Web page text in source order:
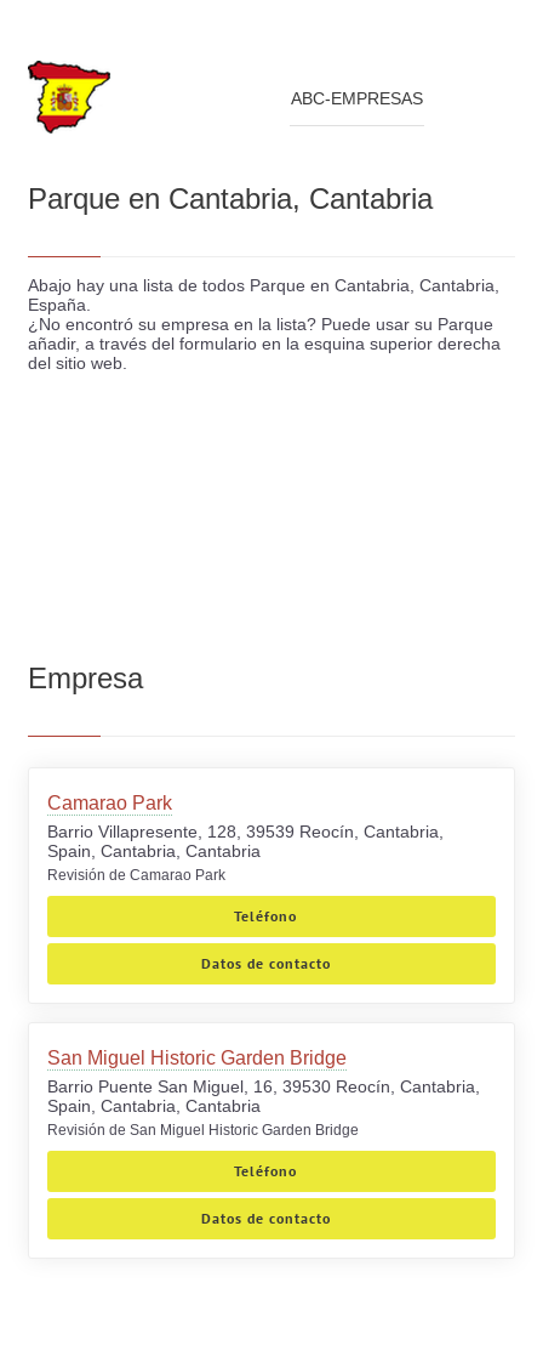
ABC-EMPRESAS
Parque en Cantabria, Cantabria
Abajo hay una lista de todos Parque en Cantabria, Cantabria,
España.
¿No encontró su empresa en la lista? Puede usar su Parque
añadir, a través del formulario en la esquina superior derecha
del sitio web.
Empresa
Camarao Park
Barrio Villapresente, 128, 39539 Reocín, Cantabria,
Spain, Cantabria, Cantabria
Revisión de Camarao Park
Teléfono
Datos de contacto
San Miguel Historic Garden Bridge
Barrio Puente San Miguel, 16, 39530 Reocín, Cantabria,
Spain, Cantabria, Cantabria
Revisión de San Miguel Historic Garden Bridge
Teléfono
Datos de contacto